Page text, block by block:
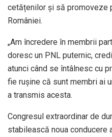
cetățenilor și să promoveze
României.
„Am încredere în membrii
doresc un PNL puternic,
atunci când se întâlnesc cu
fie rușine că sunt membri ai
a transmis acesta.
Congresul extraordinar de
stabilească noua